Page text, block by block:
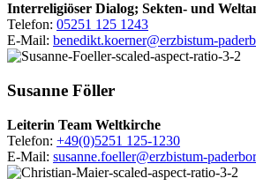
Interreligiöser Dialog; Sekten- und
Telefon: 05251 125 1243
E-Mail: benedikt.koerner@erzbistum-
Susanne Föller
Leiterin Team Weltkirche
Telefon: +49(0)5251 125-1230
E-Mail: susanne.foeller@erzbistum-